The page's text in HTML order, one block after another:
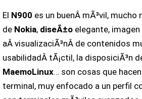
El N900 es un buenÂ mÃ³vil,
de Nokia, diseÃ±o elegante,
aÂ visualizaciÃ³nÂ de contenidos
usabilidadÂ tÃ¡ctil, la disposiciÃ³n
MaemoLinux… son cosas que
terminal, muy enfocado a un perfil